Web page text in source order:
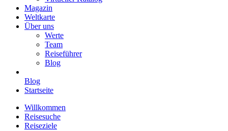
Magazin
Weltkarte
Über uns
Werte
Team
Reiseführer
Blog
Blog
Startseite
Willkommen
Reisesuche
Reiseziele